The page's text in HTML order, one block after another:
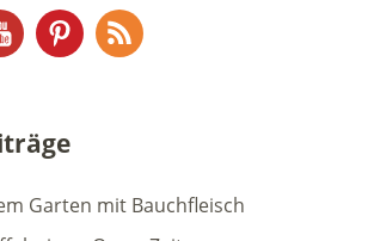
YouTubePinterest
Garten mit Bauchfleisch